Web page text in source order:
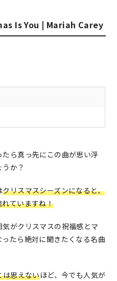
Is You | Mariah Carey
ら真っ先にこの曲が思い浮
か？
クリスマスシーズンになると、
ていますね！
がクリスマスの祝福感とマ
たら絶対に聞きたくなる名曲
は思えないほど、今でも人気が